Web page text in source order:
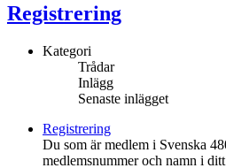
Registrering
Kategori
Trådar
Inlägg
Senaste inlägget
Registrering
Du som är medlem i Svenska
medlemsnummer och namn i